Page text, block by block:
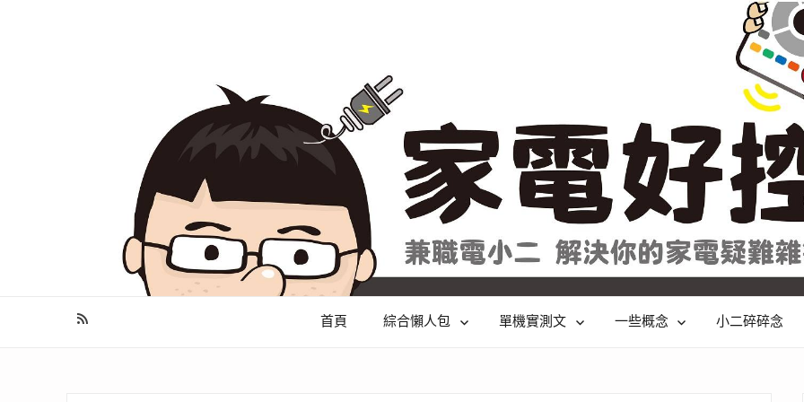
幫你做好功課，看了就知怎麼找出適合自己的家電
首頁 綜合懶人包 單機實測文 一些概念 小二碎碎念